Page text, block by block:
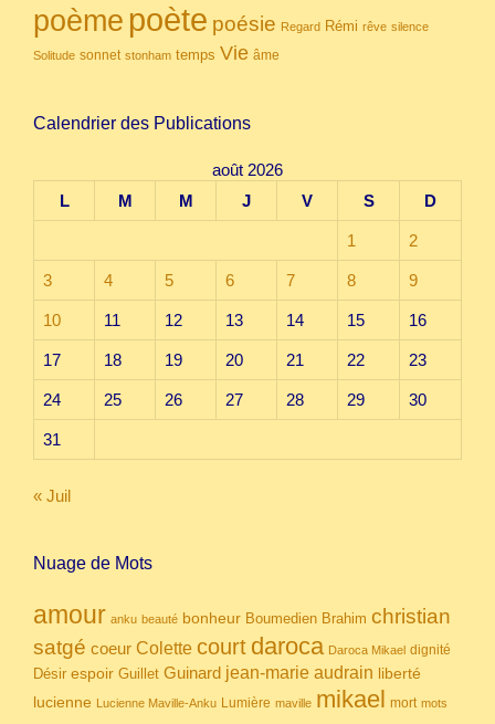
poème poète poésie Regard Rémi rêve silence
Solitude sonnet stonham temps Vie âme
Calendrier des Publications
août 2026
L
M M J V S D
1 2
3 4 5 6 7 8 9
10 11 12 13 14 15 16
17 18 19 20 21 22 23
24 25 26 27 28 29 30
31
« Juil
Nuage de Mots
amour anku beauté bonheur Boumedien Brahim christian
satgé coeur Colette court daroca Daroca Mikael dignité
Désir espoir Guillet Guinard jean-marie audrain liberté
lucienne Lucienne Maville-Anku Lumière maville mikael mort mots